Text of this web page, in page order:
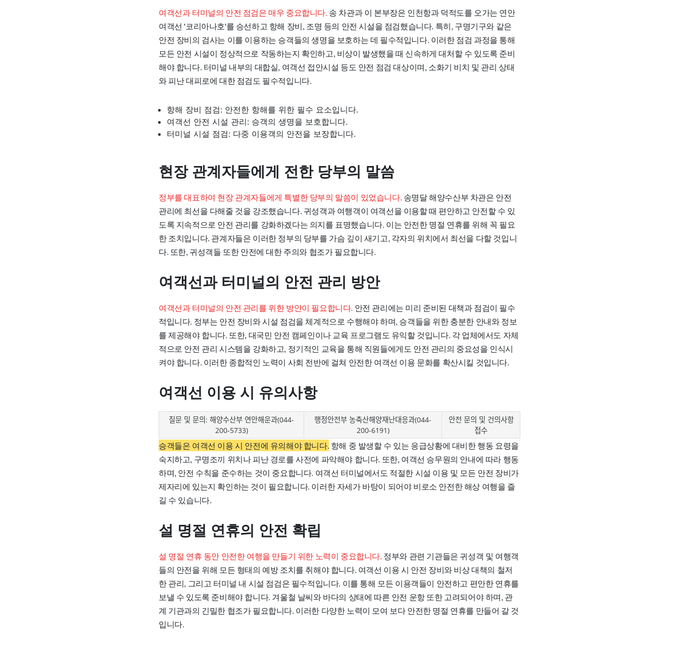
여객선과 터미널의 안전 점검은 매우 중요합니다. 송 차관과 이 본부장은 인천항과 덕적도를 오가는 연안
여객선 '코리아나호'를 승선하고 항해 장비, 조명 등의 안전 시설을 점검했습니다. 특히, 구명기구와 같은
안전 장비의 검사는 이를 이용하는 승객들의 생명을 보호하는 데 필수적입니다. 이러한 점검 과정을 통해
모든 안전 시설이 정상적으로 작동하는지 확인하고, 비상이 발생했을 때 신속하게 대처할 수 있도록 준비
해야 합니다. 터미널 내부의 대합실, 여객선 접안시설 등도 안전 점검 대상이며, 소화기 비치 및 관리 상태
와 피난 대피로에 대한 점검도 필수적입니다.
항해 장비 점검: 안전한 항해를 위한 필수 요소입니다.
여객선 안전 시설 관리: 승객의 생명을 보호합니다.
터미널 시설 점검: 다중 이용객의 안전을 보장합니다.
현장 관계자들에게 전한 당부의 말씀
정부를 대표하여 현장 관계자들에게 특별한 당부의 말씀이 있었습니다. 송명달 해양수산부 차관은 안전
관리에 최선을 다해줄 것을 강조했습니다. 귀성객과 여행객이 여객선을 이용할 때 편안하고 안전할 수 있
도록 지속적으로 안전 관리를 강화하겠다는 의지를 표명했습니다. 이는 안전한 명절 연휴를 위해 꼭 필요
한 조치입니다. 관계자들은 이러한 정부의 당부를 가슴 깊이 새기고, 각자의 위치에서 최선을 다할 것입니
다. 또한, 귀성객들 또한 안전에 대한 주의와 협조가 필요합니다.
여객선과 터미널의 안전 관리 방안
여객선과 터미널의 안전 관리를 위한 방안이 필요합니다. 안전 관리에는 미리 준비된 대책과 점검이 필수
적입니다. 정부는 안전 장비와 시설 점검을 체계적으로 수행해야 하며, 승객들을 위한 충분한 안내와 정보
를 제공해야 합니다. 또한, 대국민 안전 캠페인이나 교육 프로그램도 유익할 것입니다. 각 업체에서도 자체
적으로 안전 관리 시스템을 강화하고, 정기적인 교육을 통해 직원들에게도 안전 관리의 중요성을 인식시
켜야 합니다. 이러한 종합적인 노력이 사회 전반에 걸쳐 안전한 여객선 이용 문화를 확산시킬 것입니다.
여객선 이용 시 유의사항
질문 및 문의: 해양수산부 연안해운과(044-
200-5733)
행정안전부 농축산해양재난대응과(044-
200-6191)
안전 문의 및 건의사항
접수
승객들은 여객선 이용 시 안전에 유의해야 합니다. 항해 중 발생할 수 있는 응급상황에 대비한 행동 요령을
숙지하고, 구명조끼 위치나 피난 경로를 사전에 파악해야 합니다. 또한, 여객선 승무원의 안내에 따라 행동
하며, 안전 수칙을 준수하는 것이 중요합니다. 여객선 터미널에서도 적절한 시설 이용 및 모든 안전 장비가
제자리에 있는지 확인하는 것이 필요합니다. 이러한 자세가 바탕이 되어야 비로소 안전한 해상 여행을 즐
길 수 있습니다.
설 명절 연휴의 안전 확립
설 명절 연휴 동안 안전한 여행을 만들기 위한 노력이 중요합니다. 정부와 관련 기관들은 귀성객 및 여행객
들의 안전을 위해 모든 형태의 예방 조치를 취해야 합니다. 여객선 이용 시 안전 장비와 비상 대책의 철저
한 관리, 그리고 터미널 내 시설 점검은 필수적입니다. 이를 통해 모든 이용객들이 안전하고 편안한 연휴를
보낼 수 있도록 준비해야 합니다. 겨울철 날씨와 바다의 상태에 따른 안전 운항 또한 고려되어야 하며, 관
계 기관과의 긴밀한 협조가 필요합니다. 이러한 다양한 노력이 모여 보다 안전한 명절 연휴를 만들어 갈 것
입니다.